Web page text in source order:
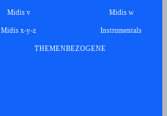
Midis v Midis w
Midis x-y-z Instrumentals
THEMENBEZOGENE